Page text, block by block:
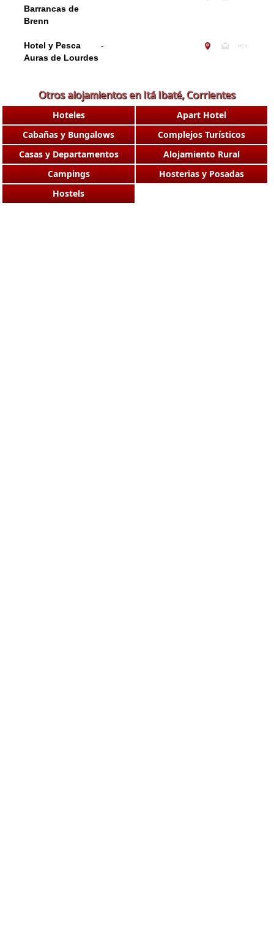
Barrancas de
Brenn
Hotel y Pesca
Auras de Lourdes
-
Otros alojamientos en Itá Ibaté, Corrientes
Hoteles
Apart Hotel
Cabañas y Bungalows
Complejos Turísticos
Casas y Departamentos
Alojamiento Rural
Campings
Hosterias y Posadas
Hostels